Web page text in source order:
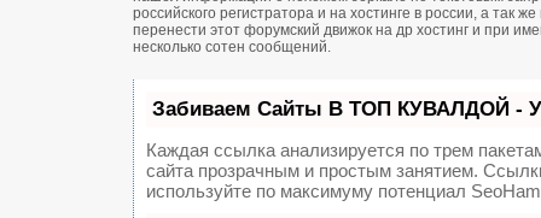
российского регистратора и на хостинге в россии, а
перенести этот форумский движок на др хостинг и при
несколько сотен сообщений.
Забиваем Сайты В ТОП КУВАЛДОЙ -
Каждая ссылка анализируется по трем
сайта прозрачным и простым занятием.
используйте по максимуму потенциал